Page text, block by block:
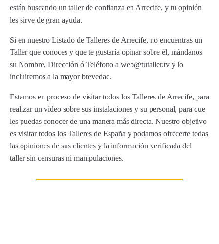
están buscando un taller de confianza en Arrecife, y tu opinión
les sirve de gran ayuda.
Si en nuestro Listado de Talleres de Arrecife, no encuentras un
Taller que conoces y que te gustaría opinar sobre él, mándanos
su Nombre, Dirección ó Teléfono a web@tutaller.tv y lo
incluiremos a la mayor brevedad.
Estamos en proceso de visitar todos los Talleres de Arrecife, para
realizar un vídeo sobre sus instalaciones y su personal, para que
les puedas conocer de una manera más directa. Nuestro objetivo
es visitar todos los Talleres de España y podamos ofrecerte todas
las opiniones de sus clientes y la información verificada del
taller sin censuras ni manipulaciones.